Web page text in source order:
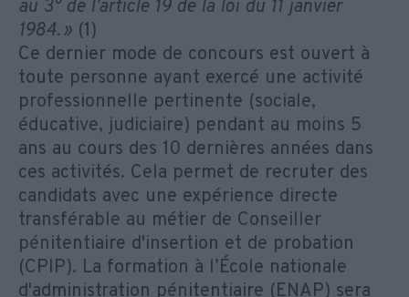
au 3° de l’article 19 de la loi du 11 janvier
1984. » (1)
Ce dernier mode de concours est ouvert à
toute personne ayant exercé une activité
professionnelle pertinente (sociale,
éducative, judiciaire) pendant au moins 5
ans au cours des 10 dernières années dans
ces activités. Cela permet de recruter des
candidats avec une expérience directe
transférable au métier de Conseiller
pénitentiaire d'insertion et de probation
(CPIP). La formation à l’École nationale
d'administration pénitentiaire (ENAP) sera